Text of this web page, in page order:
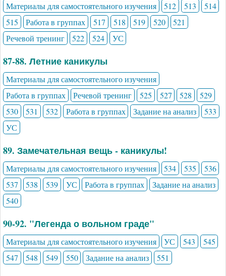
Материалы для самостоятельного изучения 512 513
514
515
Работа в группах 517 518 519 520
521
Речевой тренинг
522 524 УС
87-88. Летние каникулы
Материалы для самостоятельного изучения
Работа в группах
Речевой тренинг 525 527 528
529
530
531 532 Работа в группах Задание на анализ
533
УС
89. Замечательная вещь - каникулы!
Материалы для самостоятельного изучения 534 535
536
537
538 539 УС Работа в группах
Задание на анализ
540
90-92. "Легенда о вольном граде"
Материалы для самостоятельного изучения УС 543
545
547
548 549 550 Задание на анализ 551